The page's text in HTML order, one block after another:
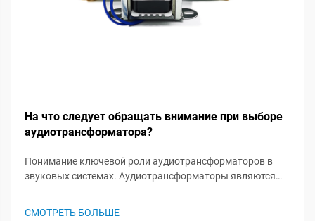
На что следует обращать внимание при выборе
аудиотрансформатора?
Понимание ключевой роли аудиотрансформаторов в
звуковых системах. Аудиотрансформаторы являются
СМОТРЕТЬ БОЛЬШЕ